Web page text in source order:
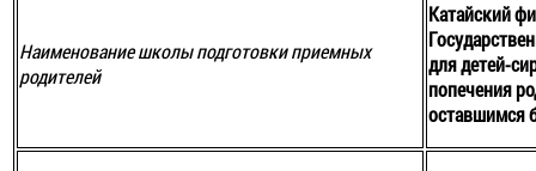
Наименование школы подготовки приемных
родителей
Катайский
для детей-
попечения
оставшимся